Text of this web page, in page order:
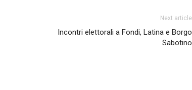
Next article
Incontri elettorali a Fondi, Latina e Borgo
Sabotino